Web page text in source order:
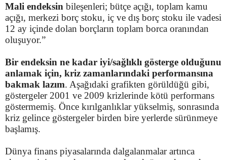
Mali endeksin bileşenleri; bütçe açığı, toplam kamu
açığı, merkezi borç stoku, iç ve dış borç stoku ile vadesi
12 ay içinde dolan borçların toplam borca oranından
oluşuyor.”
Bir endeksin ne kadar iyi/sağlıklı gösterge olduğunu
anlamak için, kriz zamanlarındaki performansına
bakmak lazım. Aşağıdaki grafikten görüldüğü gibi,
göstergeler 2001 ve 2009 krizlerinde kötü performans
göstermemiş. Önce kırılganlıklar yükselmiş, sonrasında
kriz gelince göstergeler birden bire yerlerde sürünmeye
başlamış.
Dünya finans piyasalarında dalgalanmalar artınca